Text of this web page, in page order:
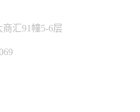
汇91幢5-6层